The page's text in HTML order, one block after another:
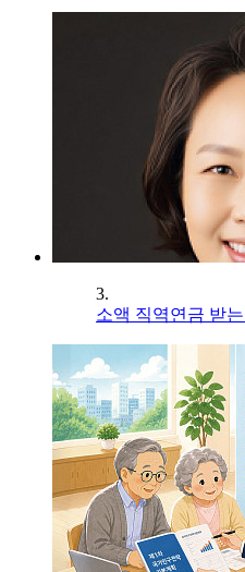
3.
소액 직역연금 받